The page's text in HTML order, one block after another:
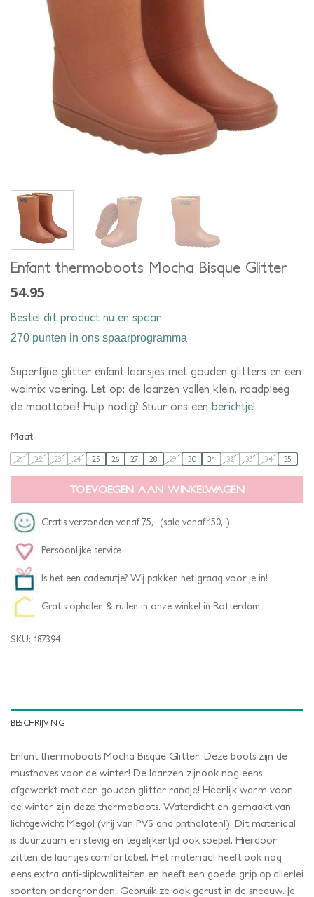
Enfant thermoboots Mocha Bisque Glitter
54.95
Bestel dit product nu en spaar
270 punten in ons spaarprogramma
Superfijne glitter enfant laarsjes met gouden glitters en een
wolmix voering. Let op: de laarzen vallen klein, raadpleeg
de maattabel! Hulp nodig? Stuur ons een berichtje!
Maat
21 22 23 24 25 26 27 28 29 30 31 32 33 34 35
TOEVOEGEN AAN WINKELWAGEN
Gratis verzonden vanaf 75,- (sale vanaf 150,-)
Persoonlijke service
Is het een cadeautje? Wij pakken het graag voor je in!
Gratis ophalen & ruilen in onze winkel in Rotterdam
SKU: 187394
BESCHRIJVING
Enfant thermoboots Mocha Bisque Glitter. Deze boots zijn de
musthaves voor de winter! De laarzen zijnook nog eens
afgewerkt met een gouden glitter randje! Heerlijk warm voor
de winter zijn deze thermoboots. Waterdicht en gemaakt van
lichtgewicht Megol (vrij van PVS and phthalaten!). Dit materiaal
is duurzaam en stevig en tegelijkertijd ook soepel. Hierdoor
zitten de laarsjes comfortabel. Het materiaal heeft ook nog
eens extra anti-slipkwaliteiten en heeft een goede grip op allerlei
soorten ondergronden. Gebruik ze ook gerust in de sneeuw. Je